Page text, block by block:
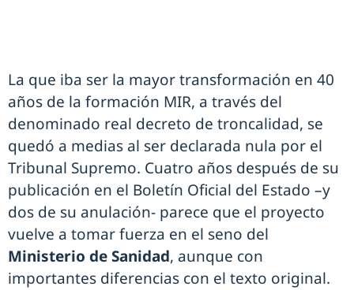
La que iba ser la mayor transformación en 40
años de la formación MIR, a través del
denominado real decreto de troncalidad, se
quedó a medias al ser declarada nula por el
Tribunal Supremo. Cuatro años después de su
publicación en el Boletín Oficial del Estado –y
dos de su anulación- parece que el proyecto
vuelve a tomar fuerza en el seno del
Ministerio de Sanidad, aunque con
importantes diferencias con el texto original.